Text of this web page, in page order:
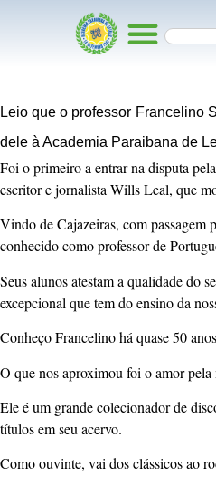
Leio que o professor Francelino
dele à Academia Paraibana de
Foi o primeiro a entrar na disputa
escritor e jornalista Wills Leal, que
Vindo de Cajazeiras, com
conhecido como professor de
Seus alunos atestam a qualidade do
excepcional que tem do ensino da
Conheço Francelino há quase 50
O que nos aproximou foi o amor pela
Ele é um grande colecionador de
títulos em seu acervo.
Como ouvinte, vai dos clássicos ao